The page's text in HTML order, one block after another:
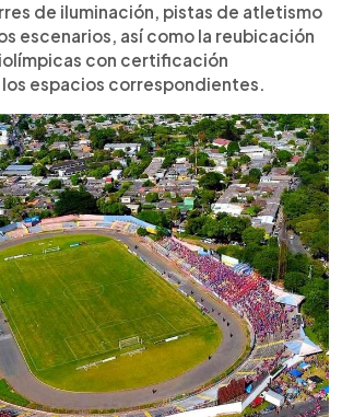
de iluminación, pistas de atletismo
escenarios, así como la reubicación
con certificación
espacios correspondientes.